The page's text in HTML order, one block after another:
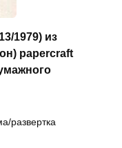
1979) из
papercraft
развертка